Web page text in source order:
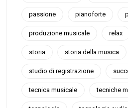
passione pianoforte
produzione musicale relax
storia storia della musica
studio di registrazione
tecnica musicale tecniche